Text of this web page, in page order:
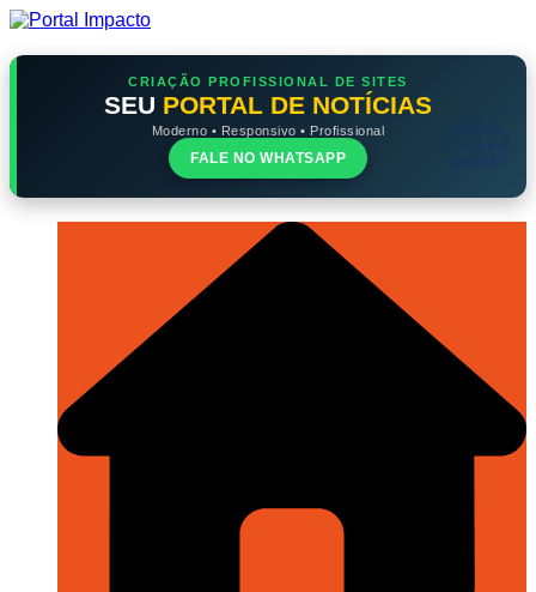
Ir
o
CRIAÇÃO PROFISSIONAL DE SITES
SEU PORTAL DE NOTÍCIAS
Moderno • Responsivo • Profissional
FALE NO WHATSAPP